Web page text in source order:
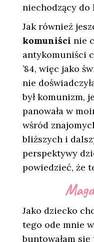
niechodzący do
Jak również
komuniści nie
antykomuniści
’84, więc jako
nie
był komunizm,
panowała w
wśród
bliższych i
perspektywy
powiedzieć, że
Jako dziecko
tego ode mnie
buntowałam